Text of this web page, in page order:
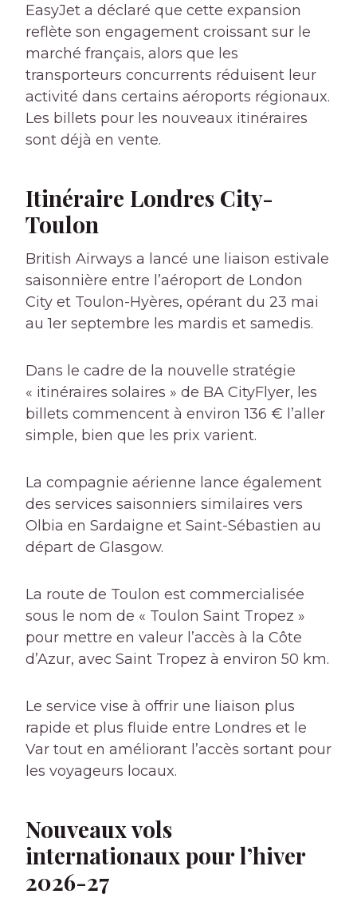
EasyJet a déclaré que cette expansion
reflète son engagement croissant sur le
marché français, alors que les
transporteurs concurrents réduisent leur
activité dans certains aéroports régionaux.
Les billets pour les nouveaux itinéraires
sont déjà en vente.
Itinéraire Londres City-
Toulon
British Airways a lancé une liaison estivale
saisonnière entre l’aéroport de London
City et Toulon-Hyères, opérant du 23 mai
au 1er septembre les mardis et samedis.
Dans le cadre de la nouvelle stratégie
« itinéraires solaires » de BA CityFlyer, les
billets commencent à environ 136 € l’aller
simple, bien que les prix varient.
La compagnie aérienne lance également
des services saisonniers similaires vers
Olbia en Sardaigne et Saint-Sébastien au
départ de Glasgow.
La route de Toulon est commercialisée
sous le nom de « Toulon Saint Tropez »
pour mettre en valeur l’accès à la Côte
d’Azur, avec Saint Tropez à environ 50 km.
Le service vise à offrir une liaison plus
rapide et plus fluide entre Londres et le
Var tout en améliorant l’accès sortant pour
les voyageurs locaux.
Nouveaux vols
internationaux pour l’hiver
2026-27